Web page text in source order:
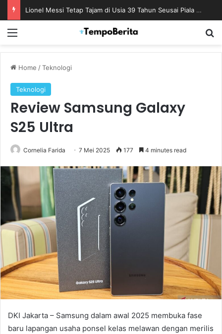
Juventus dan Inter Panaskan Rivalitas Italia Lewat Uji Coba di Perth Hari Ini
Home /Teknologi
Teknologi
Review Samsung Galaxy
S25 Ultra
Cornelia Farida 7 Mei 2025 177 4 minutes read
DKI Jakarta – Samsung dalam awal 2025 membuka fase
baru lapangan usaha ponsel kelas melawan dengan merilis